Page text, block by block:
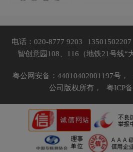
电话：020-8777 9203 13501502207
智创意园108、116（地铁21号线“
粤公网安备：44010402001197号，
公司版权所有，
粤ICP